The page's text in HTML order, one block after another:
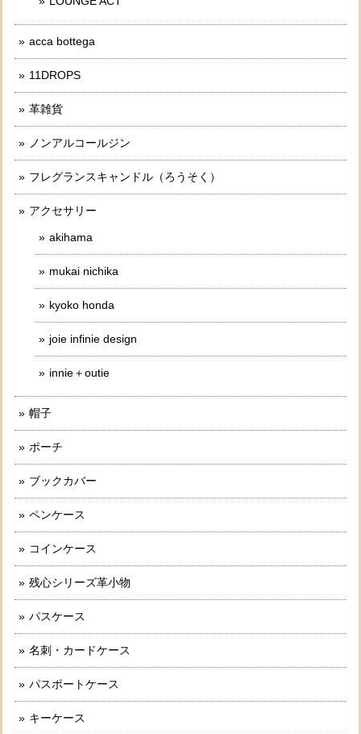
acca bottega
11DROPS
革雑貨
ノンアルコールジン
フレグランスキャンドル（ろうそく）
アクセサリー
akihama
mukai nichika
kyoko honda
joie infinie design
innie＋outie
帽子
ポーチ
ブックカバー
ペンケース
コインケース
残心シリーズ革小物
パスケース
名刺・カードケース
パスポートケース
キーケース